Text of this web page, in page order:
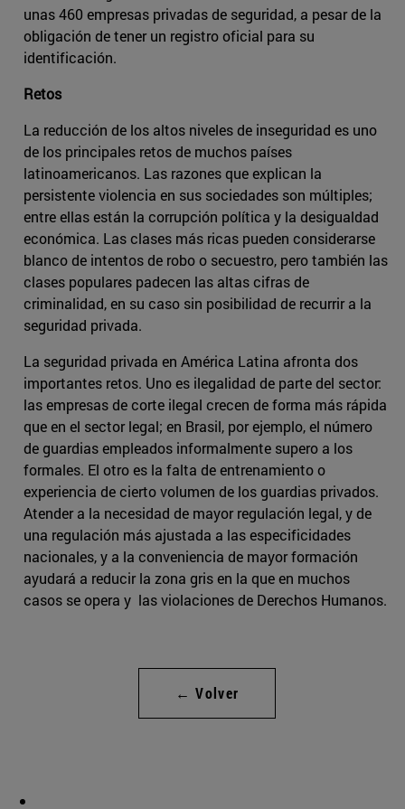
unas 460 empresas privadas de seguridad, a pesar de la
obligación de tener un registro oficial para su
identificación.
Retos
La reducción de los altos niveles de inseguridad es uno
de los principales retos de muchos países
latinoamericanos. Las razones que explican la
persistente violencia en sus sociedades son múltiples;
entre ellas están la corrupción política y la desigualdad
económica. Las clases más ricas pueden considerarse
blanco de intentos de robo o secuestro, pero también las
clases populares padecen las altas cifras de
criminalidad, en su caso sin posibilidad de recurrir a la
seguridad privada.
La seguridad privada en América Latina afronta dos
importantes retos. Uno es ilegalidad de parte del sector:
las empresas de corte ilegal crecen de forma más rápida
que en el sector legal; en Brasil, por ejemplo, el número
de guardias empleados informalmente supero a los
formales. El otro es la falta de entrenamiento o
experiencia de cierto volumen de los guardias privados.
Atender a la necesidad de mayor regulación legal, y de
una regulación más ajustada a las especificidades
nacionales, y a la conveniencia de mayor formación
ayudará a reducir la zona gris en la que en muchos
casos se opera y las violaciones de Derechos Humanos.
← Volver